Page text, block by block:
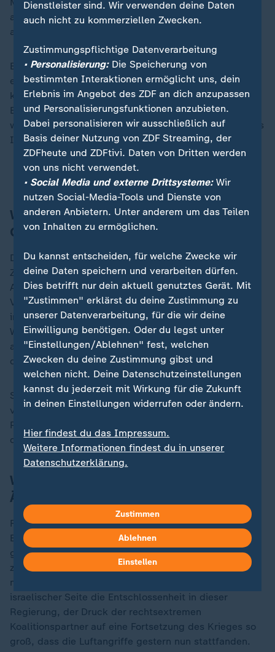
aber er hat immer auch vehementen Druck ausgeübt
auf die Hamas.
Er hat diesen Vorschlag der Räumung Gazas gemacht,
eine Riviera am Mittelmeer. Und Israels Regierung
kann sicher davon ausgehen, mehr als zuvor mit der
Biden-Administration, dass die Trump-Regierung in
weiten Teilen und vollumfänglich hinter dem steht, was
Israel macht, das betrifft auch Waffenlieferungen.
Trump postet bizarres KI-Video zu Gaza-Plan
Wie blickt die Bevölkerung in Israel und
Gaza auf die Entwicklung?
Diese Eskalation kommt eigentlich für die
Zivilbevölkerung in Israel und in Gaza überraschend.
Alle haben im Grunde darauf gehofft, dass die
Verhandlungen um die Freilassung weiterer Geiseln
irgendwie doch zu einer Lösung kommen würden. Die
Wiederaufnahme des Krieges, das hatten viele
ausgeschlossen oder hatten jedenfalls darauf gehofft,
dass das nicht stattfinden würde.
Stattdessen hat offenbar der neue Armeechef schon
vor einer Woche, so berichten es israelische Medien,
Pläne für neue Angriffe in Gaza vorgelegt. Die wurden
dann gestern Abend abgesegnet.
Was heißt das für die Vermittlung durch
Ägypten und Katar?
Für die Vermittler bedeutet das erstmal, dass ihre
Bemühungen um eine Fortsetzung der Waffenruhe
gescheitert sind. Es gab offenbar eine so tiefe Kluft
zwischen Israel und Hamas, dass eine Einigung nicht
möglich war. Und offenbar war insbesondere auf
israelischer Seite die Entschlossenheit in dieser
Regierung, der Druck der rechtsextremen
Koalitionspartner auf eine Fortsetzung des Krieges so
groß, dass die Luftangriffe gestern nun stattfanden.
Dienstleister sind. Wir verwenden deine Daten
auch nicht zu kommerziellen Zwecken.
Zustimmungspflichtige Datenverarbeitung
• Personalisierung:Die Speicherung von
bestimmten Interaktionen ermöglicht uns, dein
Erlebnis im Angebot des ZDF an dich anzupassen
und Personalisierungsfunktionen anzubieten.
Dabei personalisieren wir ausschließlich auf
Basis deiner Nutzung von ZDF Streaming, der
ZDFheute und ZDFtivi. Daten von Dritten werden
von uns nicht verwendet.
• Social Media und externe Drittsysteme:Wir
nutzen Social-Media-Tools und Dienste von
anderen Anbietern. Unter anderem um das Teilen
von Inhalten zu ermöglichen.
Du kannst entscheiden, für welche Zwecke wir
deine Daten speichern und verarbeiten dürfen.
Dies betrifft nur dein aktuell genutztes Gerät. Mit
"Zustimmen" erklärst du deine Zustimmung zu
unserer Datenverarbeitung, für die wir deine
Einwilligung benötigen. Oder du legst unter
"Einstellungen/Ablehnen" fest, welchen
Zwecken du deine Zustimmung gibst und
welchen nicht. Deine Datenschutzeinstellungen
kannst du jederzeit mit Wirkung für die Zukunft
in deinen Einstellungen widerrufen oder ändern.
Hier findest du das Impressum.
Weitere Informationen findest du in unserer
Datenschutzerklärung.
Zustimmen
Ablehnen
Einstellen